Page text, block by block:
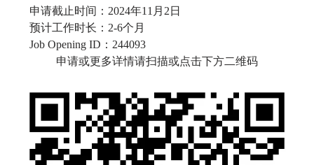
申请截止时间： 2024年11月2日
预计工作时长： 2-6个月
Job Opening ID：244093
申请或更多详情请扫描或点击下方二维码